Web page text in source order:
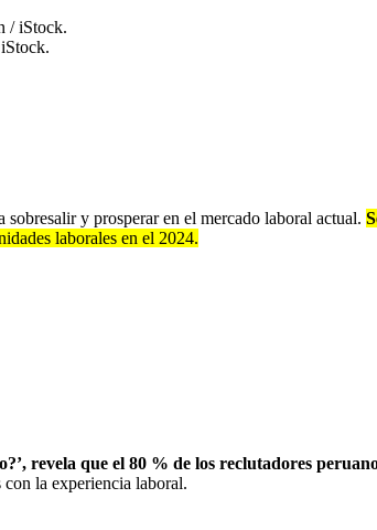
y prosperar en el mercado laboral actual.
laborales en el 2024.
revela que el 80 % de los reclutadores
con la experiencia laboral.